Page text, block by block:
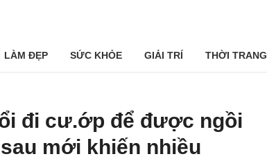
LÀM ĐẸP SỨC KHỎE GIẢI TRÍ THỜI TRANG
đi cư.ớp để được ngồi
mới khiến nhiều